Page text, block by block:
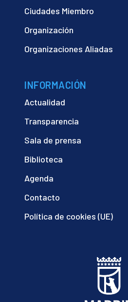
Ciudades Miembro
Organización
Organizaciones Aliadas
INFORMACIÓN
Actualidad
Transparencia
Sala de prensa
Biblioteca
Agenda
Contacto
Política de cookies (UE)